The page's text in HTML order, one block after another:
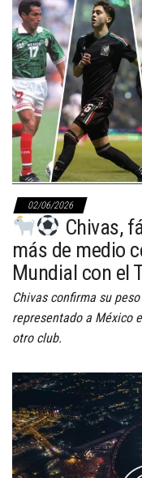
02/06/2026
Chivas,
más de medio
Mundial con el
Chivas confirma su
representado a México
otro club.